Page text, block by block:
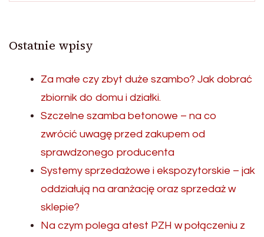
Ostatnie wpisy
Za małe czy zbyt duże szambo? Jak dobrać
zbiornik do domu i działki.
Szczelne szamba betonowe – na co
zwrócić uwagę przed zakupem od
sprawdzonego producenta
Systemy sprzedażowe i ekspozytorskie – jak
oddziałują na aranżację oraz sprzedaż w
sklepie?
Na czym polega atest PZH w połączeniu z